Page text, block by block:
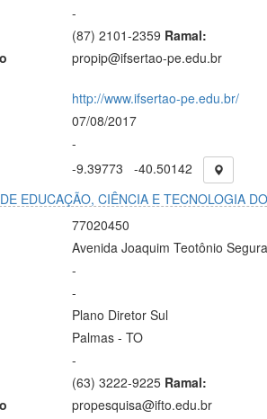
-
(87) 2101-2359 Ramal:
propip@ifsertao-pe.edu.br
http://www.ifsertao-pe.edu.br/
07/08/2017
-
-9.39773
-40.50142
EDUCAÇÃO, CIÊNCIA E TECNOLOGIA
77020450
Avenida Joaquim Teotônio
-
-
Plano Diretor Sul
Palmas - TO
-
(63) 3222-9225 Ramal:
propesquisa@ifto.edu.br